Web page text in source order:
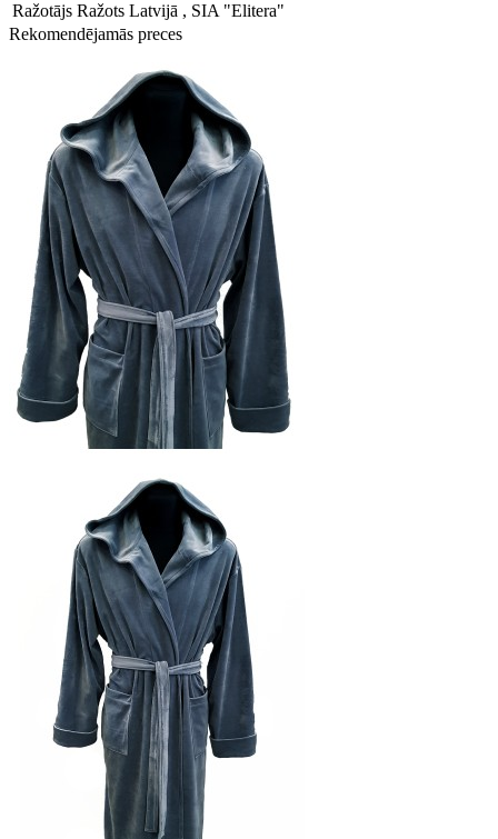
Ražotājs Ražots Latvijā , SIA "Elitera"
Rekomendējamās preces